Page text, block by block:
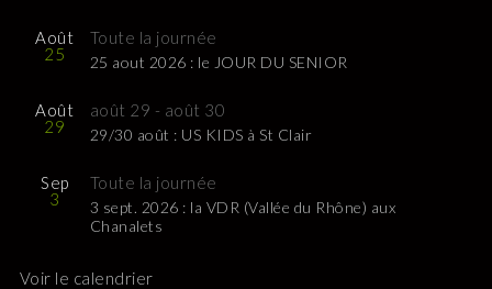
Août
25
Toute la journée
25 aout 2026 : le JOUR DU SENIOR
Août
29
août 29 - août 30
29/30 août : US KIDS à St Clair
Sep
3
Toute la journée
3 sept. 2026 : la VDR (Vallée du Rhône) aux
Chanalets
Voir le calendrier